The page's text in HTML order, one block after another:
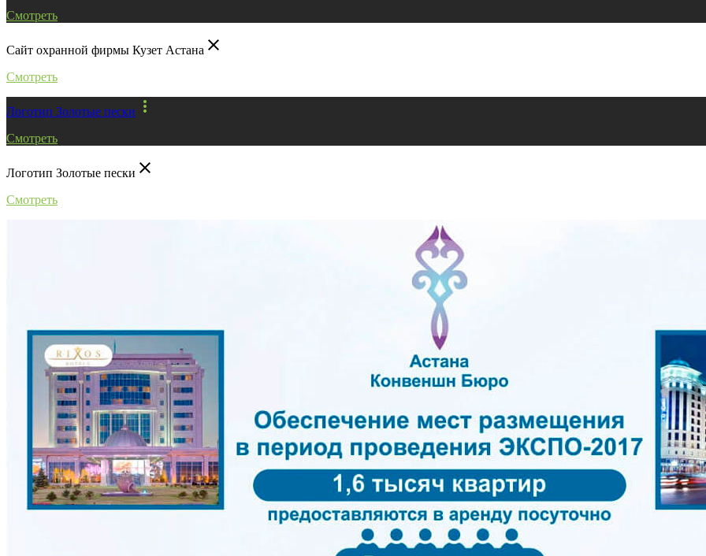
Смотреть
Сайт охранной фирмы Кузет Астана close
Смотреть
Логотип Золотые пески more_vert
Смотреть
Логотип Золотые пески close
Смотреть